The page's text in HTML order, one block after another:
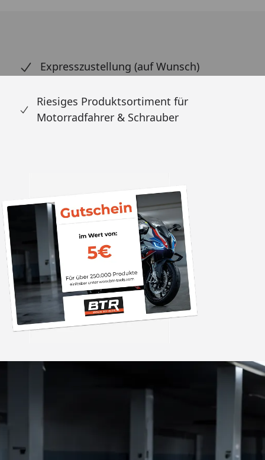
Expresszustellung (auf Wunsch)
Riesiges Produktsortiment für
Motorradfahrer & Schrauber
„Die Abwicklung
bzw. Bestellung
schnell ab. Als Firma braucht man
verlässliche Partner